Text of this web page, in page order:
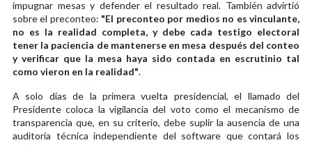
impugnar mesas y defender el resultado real. También advirtió
sobre el preconteo: "El preconteo por medios no es vinculante,
no es la realidad completa, y debe cada testigo electoral
tener la paciencia de mantenerse en mesa después del conteo
y verificar que la mesa haya sido contada en escrutinio tal
como vieron en la realidad".
A solo días de la primera vuelta presidencial, el llamado del
Presidente coloca la vigilancia del voto como el mecanismo de
transparencia que, en su criterio, debe suplir la ausencia de una
auditoría técnica independiente del software que contará los